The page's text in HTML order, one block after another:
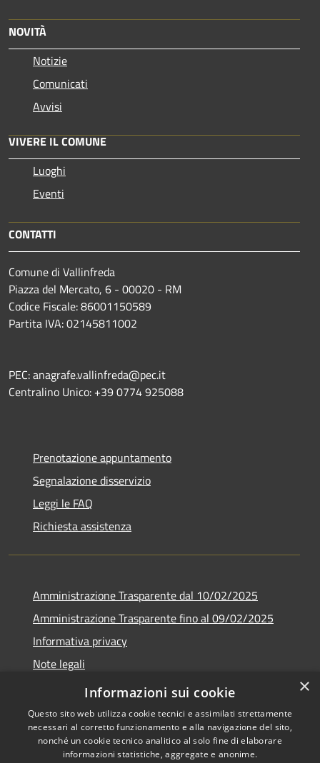
NOVITÀ
Notizie
Comunicati
Avvisi
VIVERE IL COMUNE
Luoghi
Eventi
CONTATTI
Comune di Vallinfreda
Piazza del Mercato, 6 - 00020 - RM
Codice Fiscale: 86001150589
Partita IVA: 02145811002
PEC: anagrafe.vallinfreda@pec.it
Centralino Unico: +39 0774 925088
Prenotazione appuntamento
Segnalazione disservizio
Leggi le FAQ
Richiesta assistenza
Amministrazione Trasparente dal 10/02/2025
Amministrazione Trasparente fino al 09/02/2025
Informativa privacy
Note legali
Dichiarazione di accessibilità
Copyright © 2026 • Comune di
×
Informazioni sui cookie
Questo sito web utilizza cookie tecnici e assimilati strettamente
necessari al corretto funzionamento e alla navigazione del sito,
nonché un cookie tecnico analitico al solo fine di elaborare
informazioni statistiche, aggregate e anonime.